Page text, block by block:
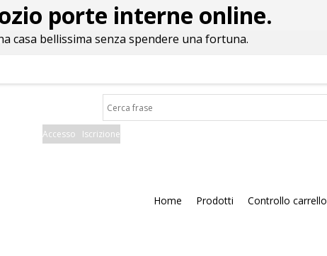
porte interne online.
casa bellissima senza spendere una fortuna.
Accesso Iscrizione
Home Prodotti Controllo carrello